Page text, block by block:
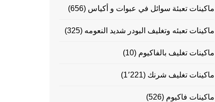
ماكينات تعبئة سوائل في عبوات و أكياس (656)
ماكينات تعبئه وتغليف البودر شديد النعومه (325)
ماكينات تغليف بالفاكيوم (10)
ماكينات تغليف شرنك (1٬221)
ماكينات فاكيوم (526)